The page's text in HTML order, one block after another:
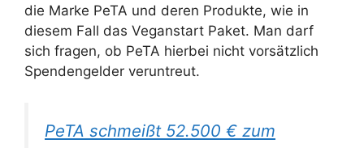
die Marke PeTA und deren Produkte, wie in
diesem Fall das Veganstart Paket. Man darf
sich fragen, ob PeTA hierbei nicht vorsätzlich
Spendengelder veruntreut.
PeTA schmeißt 52.500 € zum